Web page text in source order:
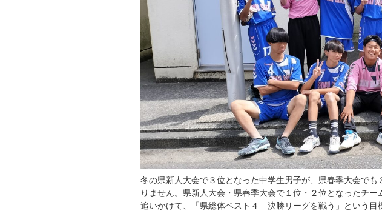
冬の県新人大会で３位となった中学生男子が、県春季大会で
りません。県新人大会・県春季大会で１位・２位となったチ
追いかけて、「県総体ベスト４ 決勝リーグを戦う」という目